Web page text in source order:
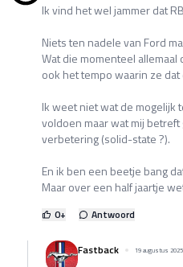
Ik vind het wel jammer dat
Niets ten nadele van Ford
Wat die momenteel
ook het tempo waarin ze dat
Ik weet niet wat de mogelijk
voldoen maar wat mij
verbetering (solid-state ?).
En ik ben een beetje bang
Maar over een half jaartje
0+ Antwoord
Fastback 19 augustus